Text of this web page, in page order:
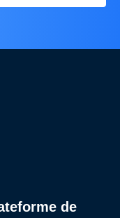
de